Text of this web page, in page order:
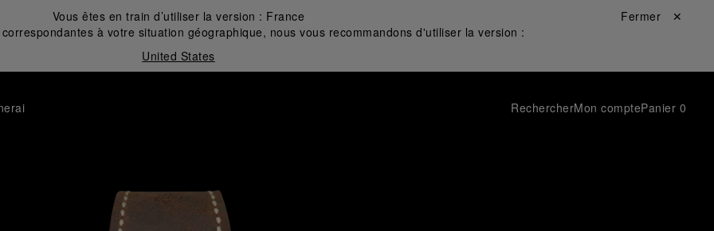
Vous êtes en train d’utiliser la version : France
à votre situation géographique, nous vous recommandons d'utiliser la version :
United States
Fermer ✕
RechercherMon comptePanier 0